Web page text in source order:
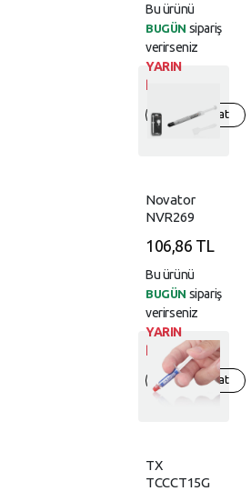
Bu ürünü
BUGÜN sipariş
verirseniz
YARIN
Hızlıca göz at
Novator
NVR269
Macun
1.63W 1GR
106,86 TL
Bu ürünü
BUGÜN sipariş
verirseniz
YARIN
kargoda!
Hızlıca göz at
TX
TCCCT15G